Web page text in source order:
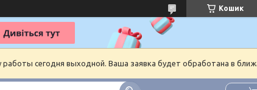
Кошик
сегодня выходной. Ваша заявка будет обработана в